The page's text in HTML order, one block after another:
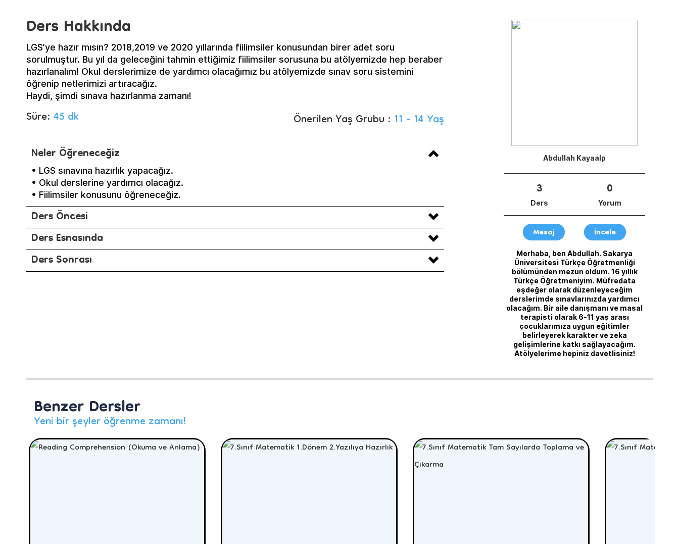
Ders Hakkında
LGS’ye hazır mısın? 2018,2019 ve 2020 yıllarında fiilimsiler konusundan birer adet soru
sorulmuştur. Bu yıl da geleceğini tahmin ettiğimiz fiilimsiler sorusuna bu atölyemizde hep beraber
hazırlanalım! Okul derslerimize de yardımcı olacağımız bu atölyemizde sınav soru sistemini
öğrenip netlerimizi artıracağız.
Haydi, şimdi sınava hazırlanma zamanı!
Süre:45 dk Önerilen Yaş Grubu :11 - 14 Yaş
Neler Öğreneceğiz
• LGS sınavına hazırlık yapacağız.
• Okul derslerine yardımcı olacağız.
• Fiilimsiler konusunu öğreneceğiz.
Ders Öncesi
Ders Esnasında
Ders Sonrası
Abdullah Kayaalp
3
Ders
0
Yorum
Mesaj İncele
Merhaba, ben Abdullah. Sakarya
Üniversitesi Türkçe Öğretmenliği
bölümünden mezun oldum. 16 yıllık
Türkçe Öğretmeniyim. Müfredata
eşdeğer olarak düzenleyeceğim
derslerimde sınavlarınızda yardımcı
olacağım. Bir aile danışmanı ve masal
terapisti olarak 6-11 yaş arası
çocuklarımıza uygun eğitimler
belirleyerek karakter ve zeka
gelişimlerine katkı sağlayacağım.
Atölyelerime hepiniz davetlisiniz!
Benzer Dersler
Yeni bir şeyler öğrenme zamanı!